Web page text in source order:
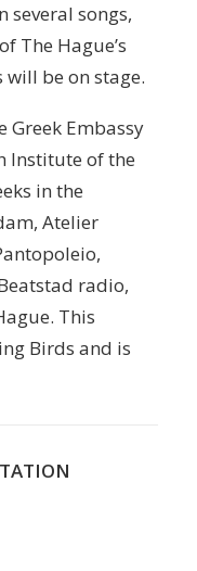
several songs,
The Hague’s
be on stage.
Greek Embassy
Institute of the
in the
Atelier
radio,
This
Birds and is